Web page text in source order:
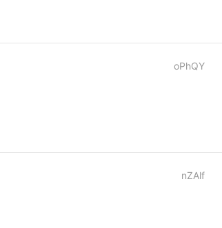
oPhQY
nZAlf